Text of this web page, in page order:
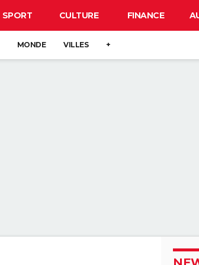
SPORT CULTURE FINANCE
MONDE VILLES +